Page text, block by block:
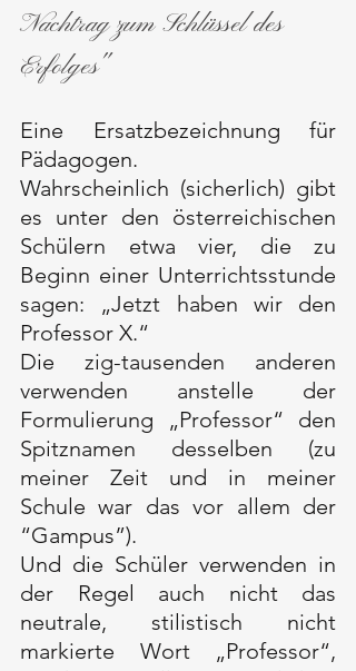
Nachtrag zum Schlüssel des
Erfolges"
Eine Ersatzbezeichnung für
Pädagogen.
Wahrscheinlich (sicherlich) gibt
es unter den österreichischen
Schülern etwa vier, die zu
Beginn einer Unterrichtsstunde
sagen: „Jetzt haben wir den
Professor X.“
Die zig-tausenden anderen
verwenden anstelle der
Formulierung „Professor“ den
Spitznamen desselben (zu
meiner Zeit und in meiner
Schule war das vor allem der
“Gampus”).
Und die Schüler verwenden in
der Regel auch nicht das
neutrale, stilistisch nicht
markierte Wort „Professor“,